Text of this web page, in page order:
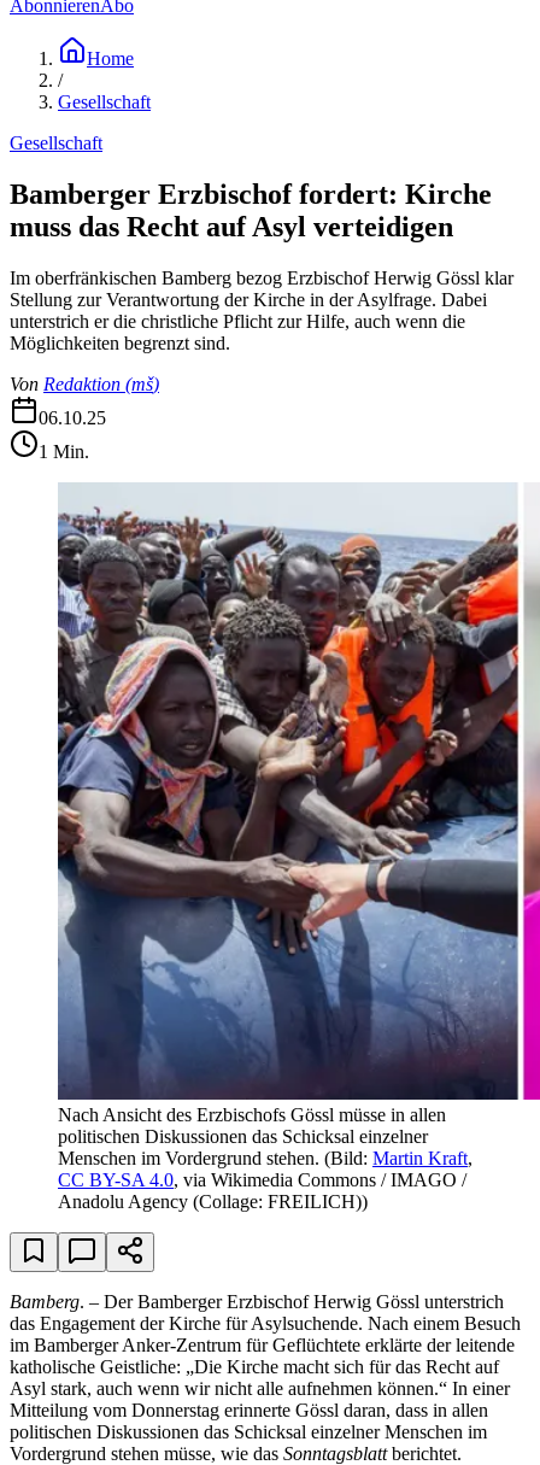
AbonnierenAbo
Home
/
Gesellschaft
Gesellschaft
Bamberger Erzbischof fordert: Kirche
muss das Recht auf Asyl verteidigen
Im oberfränkischen Bamberg bezog Erzbischof Herwig Gössl klar
Stellung zur Verantwortung der Kirche in der Asylfrage. Dabei
unterstrich er die christliche Pflicht zur Hilfe, auch wenn die
Möglichkeiten begrenzt sind.
Von Redaktion (mš)
06.10.25
1 Min.
Nach Ansicht des Erzbischofs Gössl müsse in allen
politischen Diskussionen das Schicksal einzelner
Menschen im Vordergrund stehen. (Bild: Martin Kraft,
CC BY-SA 4.0, via Wikimedia Commons / IMAGO /
Anadolu Agency (Collage: FREILICH))
Bamberg. – Der Bamberger Erzbischof Herwig Gössl unterstrich
das Engagement der Kirche für Asylsuchende. Nach einem Besuch
im Bamberger Anker-Zentrum für Geflüchtete erklärte der leitende
katholische Geistliche: „Die Kirche macht sich für das Recht auf
Asyl stark, auch wenn wir nicht alle aufnehmen können.“ In einer
Mitteilung vom Donnerstag erinnerte Gössl daran, dass in allen
politischen Diskussionen das Schicksal einzelner Menschen im
Vordergrund stehen müsse, wie das Sonntagsblattberichtet.